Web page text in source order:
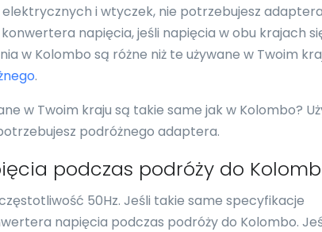
i wtyczek, nie potrzebujesz adaptera
napięcia, jeśli napięcia w obu krajach
w Kolombo są różne niż te używane w Twoim
.
w Twoim kraju są takie same jak w Kolombo?
podróżnego adaptera.
podczas podróży do
50Hz. Jeśli takie same specyfikacje
napięcia podczas podróży do Kolombo.